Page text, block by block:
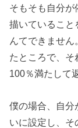
そもそも自分が
描いていること
んてできませ
たところで、そ
100％満たして
僕の場合、自分
いに設定し、そ